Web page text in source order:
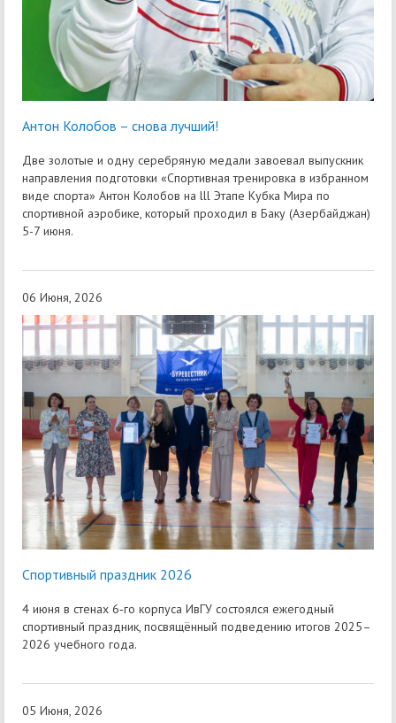
Антон Колобов – снова лучший!
Две золотые и одну серебряную медали завоевал выпускник
направления подготовки «Спортивная тренировка в избранном
виде спорта» Антон Колобов на lll Этапе Кубка Мира по
спортивной аэробике, который проходил в Баку (Азербайджан)
5-7 июня.
06 Июня, 2026
Спортивный праздник 2026
4 июня в стенах 6‑го корпуса ИвГУ состоялся ежегодный
спортивный праздник, посвящённый подведению итогов 2025–
2026 учебного года.
05 Июня, 2026